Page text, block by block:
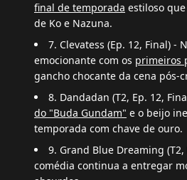
final de temporada estiloso
de Ko e Nazuna.
7. Clevatess (Ep. 12, Final) -
emocionante com os primeiros
gancho chocante da cena pós-
8. Dandadan (T2, Ep. 12,
do "Buda Gundam" e o beijo
temporada com chave de ouro.
9. Grand Blue Dreaming (T2,
comédia continua a entregar